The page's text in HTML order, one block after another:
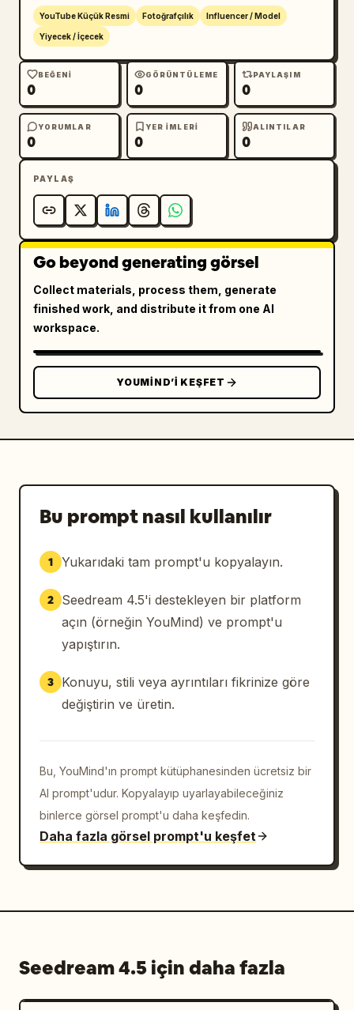
YouTube Küçük Resmi Fotoğrafçılık Influencer / Model
Yiyecek / İçecek
BEĞENI
0
GÖRÜNTÜLEME
0
PAYLAŞIM
0
YORUMLAR
0
YER IMLERI
0
ALINTILAR
0
PAYLAŞ
Go beyond generating görsel
Collect materials, process them, generate
finished work, and distribute it from one AI
workspace.
YOUMIND’I KEŞFET
Bu prompt nasıl kullanılır
1 Yukarıdaki tam prompt'u kopyalayın.
2
Seedream 4.5'i destekleyen bir platform
açın (örneğin YouMind) ve prompt'u
yapıştırın.
3
Konuyu, stili veya ayrıntıları fikrinize göre
değiştirin ve üretin.
Bu, YouMind'ın prompt kütüphanesinden ücretsiz bir
AI prompt'udur. Kopyalayıp uyarlayabileceğiniz
binlerce görsel prompt'u daha keşfedin.
Daha fazla görsel prompt'u keşfet
Seedream 4.5 için daha fazla